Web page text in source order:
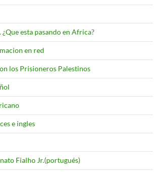
esta pasando en Africa?
en red
los Prisioneros Palestinos
e ingles
Fialho Jr.(portugués)